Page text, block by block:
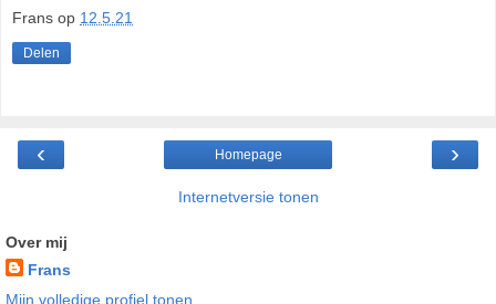
Frans op 12.5.21
Delen
‹ ›
Homepage
Internetversie tonen
Over mij
Frans
Mijn volledige profiel tonen